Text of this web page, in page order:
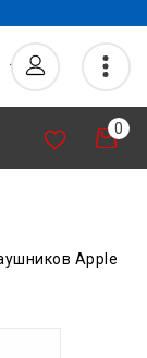
0
Apple